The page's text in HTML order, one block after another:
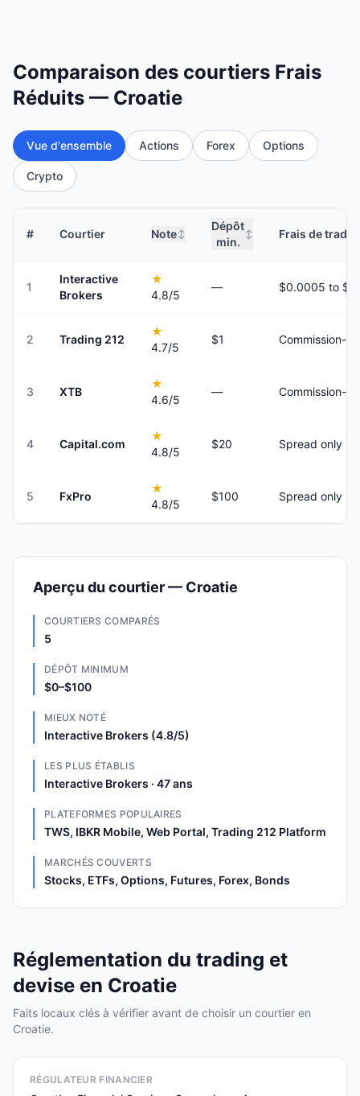
Comparaison des courtiers Frais
Réduits — Croatie
Vue d'ensemble Actions Forex Options
Crypto
# Courtier Note↕
Dépôt
min.
↕ Frais de
1
Interactive
Brokers
★
4.8/5
—
2 Trading 212
★
4.7/5
$1 Commission-
3 XTB
★
4.6/5
— Commission-
4 Capital.com
★
4.8/5
$20 Spread only
5 FxPro
★
4.8/5
$100 Spread only
Aperçu du courtier — Croatie
COURTIERS COMPARÉS
5
DÉPÔT MINIMUM
$0–$100
MIEUX NOTÉ
Interactive Brokers (4.8/5)
LES PLUS ÉTABLIS
Interactive Brokers · 47 ans
PLATEFORMES POPULAIRES
TWS, IBKR Mobile, Web Portal, Trading 212 Platform
MARCHÉS COUVERTS
Stocks, ETFs, Options, Futures, Forex, Bonds
Réglementation du trading et
devise en Croatie
Faits locaux clés à vérifier avant de choisir un courtier en
Croatie.
RÉGULATEUR FINANCIER